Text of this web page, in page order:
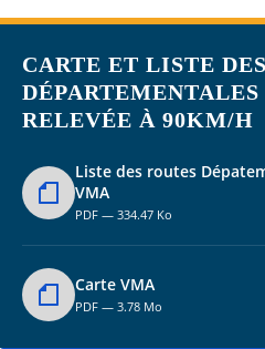
CARTE ET LISTE
RELEVÉE À 90KM/H
Liste des routes
VMA
PDF — 334.47 Ko
Carte VMA
PDF — 3.78 Mo